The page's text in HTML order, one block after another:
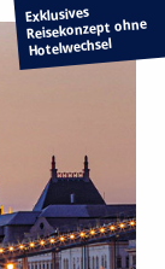
Exklusives
Reisekonzept ohne
Hotelwechsel